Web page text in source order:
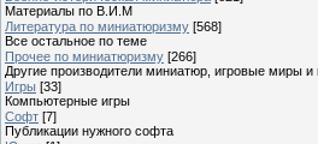
Материалы по В.И.М
Литература по миниатюризму [568]
Все остальное по теме
Прочее по миниатюризму [266]
Другие производители миниатюр, игровые миры и
Игры [33]
Компьютерные игры
Софт [7]
Публикации нужного софта